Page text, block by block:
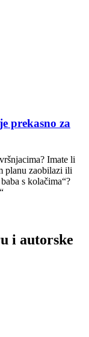
prekasno za
Imate li
planu zaobilazi ili
s kolačima“?
i autorske